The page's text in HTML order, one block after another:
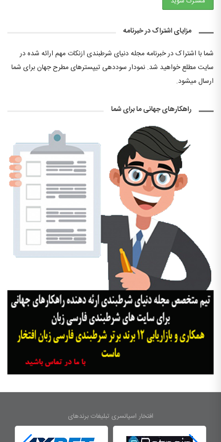
مزایای اشتراک در خبرنامه
شما با اشتراک در خبرنامه مجله دنیای شرطبندی ازنکات مهم ارائه شده در
سایت مطلع خواهید شد. نمودار سوددهی تیپسترهای مطرح جهان برای شما
ارسال میشود.
راهکارهای جهانی ما برای شما
افتخار اسپانسری تبلیغات برندهای